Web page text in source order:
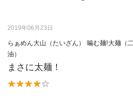
2019年06月23日
らぁめん大山（たいざん） 噛む麺!大麺（
油）
まさに太麺！